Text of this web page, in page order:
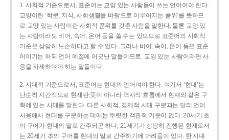
1. 사회적 기준으로서, 표준어는 교양 있는 사람들이 쓰는 언어여야 한다.
교양이란 ‘학문, 지식, 사회생활을 바탕으로 이루어지는 품위’를 뜻하므
로 교양 있는 사람이란 사회적 품위를 갖춘 사람을 말한다. 물론 교양 있
는 사람이라도 비어, 속어, 은어 등을 쓸 수는 있으므로 표준어의 사회적
기준은 상당히 느슨하다고 할 수 있다. 그러나 비어, 속어, 은어 등은 표준
어이기는 하되 언어 예절에 어긋난 말들이므로, 교양 있는 사람이라면 사
용을 자제하여야 하는 말들이다.
2. 시대적 기준으로서, 표준어는 현대의 언어여야 한다. 여기서 ‘현대’는
단순히 시간적으로 현재란 뜻이 아니라 역사적 흐름에서 현재와 같은 구
획에 있는 시대를 말한다. 다른 사회적, 경제적 시대 구분과는 달리 언어
사용에서 현대를 구분하는 데에는 뚜렷한 객관적 기준이 없다. 20세기 초
의 구어가 현대의 말로 간주되곤 하나, 21세기가 상당히 진행된 현재로서
는 20세기 초의 구어를 현대의 말로 간주하기에 어려움이 있다. 한 시대